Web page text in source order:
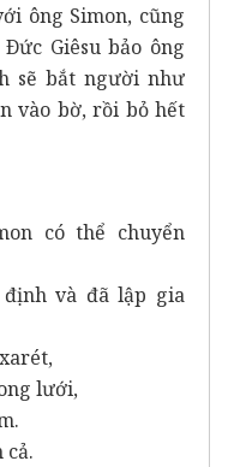
ông Simon, cũng
Giêsu bảo ông
sẽ bắt người như
vào bờ, rồi bỏ hết
có thể chuyển
và đã lập gia
lưới,
cả.